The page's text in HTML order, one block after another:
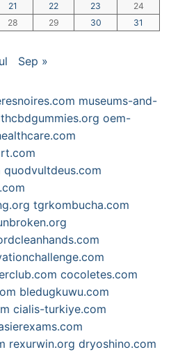
21 22 23
24
28 29 30 31
Sep »
museums-and-
oem-
quodvultdeus.com
tgrkombucha.com
cocoletes.com
bledugkuwu.com
cialis-turkiye.com
rexurwin.org dryoshino.com